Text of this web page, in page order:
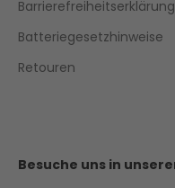
Barrierefreiheitserklärung
Batteriegesetzhinweise
Retouren
Besuche uns in